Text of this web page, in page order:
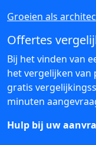
Groeien als
Offertes
Bij het vinden van
het vergelijken van
gratis
minuten
Hulp bij uw